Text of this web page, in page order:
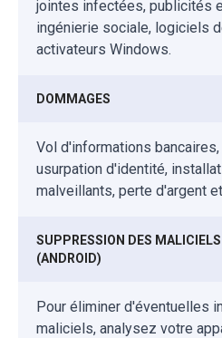
jointes infectées, publicités
ingénierie sociale, logiciels
activateurs Windows.
DOMMAGES
Vol d'informations
usurpation d'identité,
malveillants, perte d'argent
SUPPRESSION DES MALICIELS
(ANDROID)
Pour éliminer d'éventuelles
maliciels, analysez votre